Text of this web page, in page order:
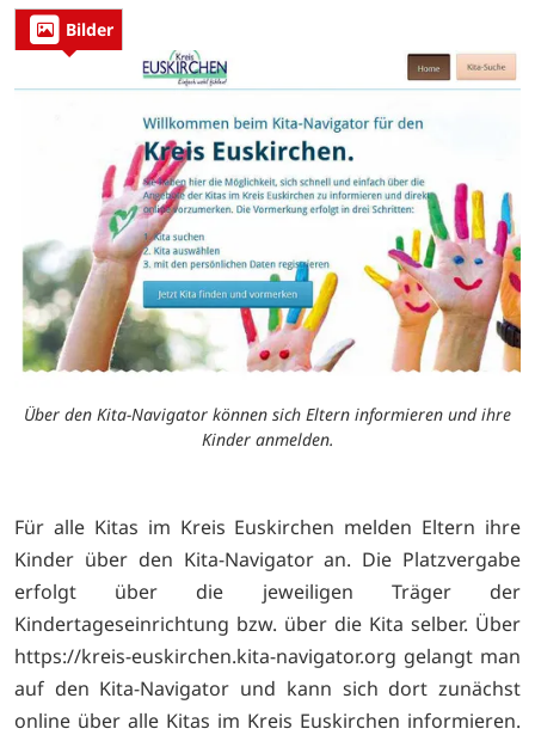
Bilder
Über den Kita-Navigator können sich Eltern informieren und ihre
Kinder anmelden.
Für alle Kitas im Kreis Euskirchen melden Eltern ihre
Kinder über den Kita-Navigator an. Die Platzvergabe
erfolgt über die jeweiligen Träger der
Kindertageseinrichtung bzw. über die Kita selber. Über
https://kreis-euskirchen.kita-navigator.org gelangt man
auf den Kita-Navigator und kann sich dort zunächst
online über alle Kitas im Kreis Euskirchen informieren.